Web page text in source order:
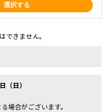
選択する
きません。
（日）
場合がございます。